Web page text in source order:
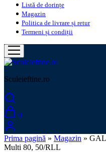
Listă de dorințe
Magazin
Politica de livrare și retur
Termeni și condiții
Sculeieftine.ro
0
Prima pagină » Magazin »
Multi 80, 50/RLL